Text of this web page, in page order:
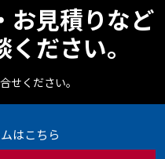
お見積りなど
ださい。
せください。
はこちら